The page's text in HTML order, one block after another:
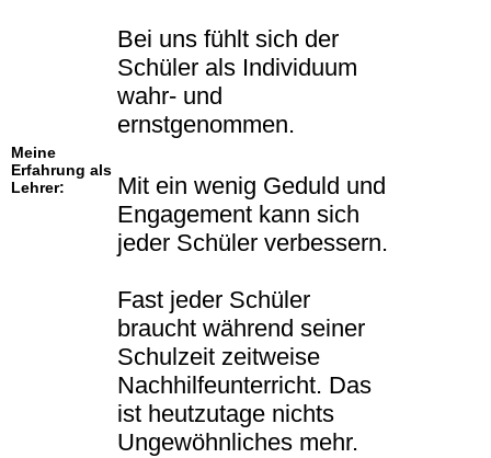
Bei uns fühlt sich der
Schüler als Individuum
wahr- und
ernstgenommen.
Meine
Erfahrung als
Lehrer:
Mit ein wenig Geduld und
Engagement kann sich
jeder Schüler verbessern.
Fast jeder Schüler
braucht während seiner
Schulzeit zeitweise
Nachhilfeunterricht. Das
ist heutzutage nichts
Ungewöhnliches mehr.